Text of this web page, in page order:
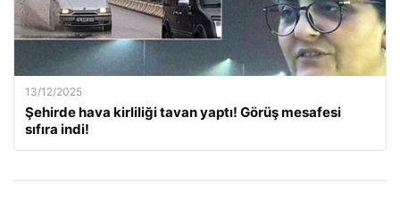
13/12/2025
Şehirde hava kirliliği tavan yaptı! Görüş mesafesi
sıfıra indi!